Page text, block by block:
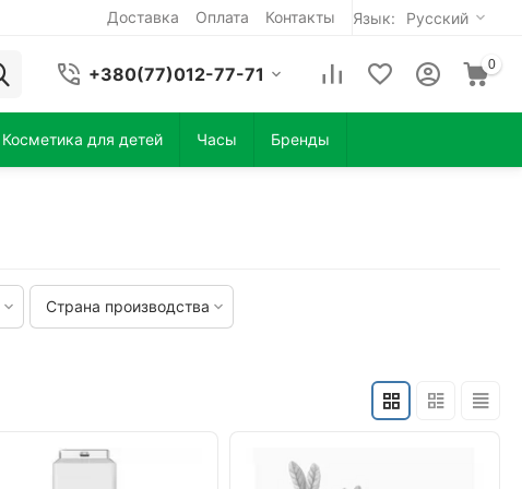
Язык: Русский
Доставка Оплата Контакты
+380(77)012-77-71 0
Косметика для детей Часы Бренды
Страна производства